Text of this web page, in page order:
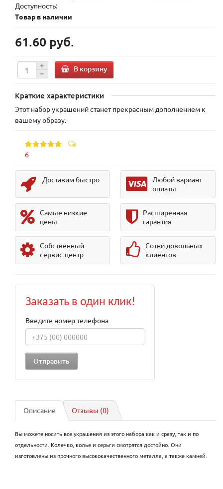
Доступность:
Товар в наличии
61.60 руб.
В корзину
Краткие характеристики
Этот набор украшений станет прекрасным дополнением к
вашему образу.
6
Доставим быстро
Любой вариант
оплаты
Самые низкие
цены
Расширенная
гарантия
Собственный
сервис-центр
Сотни довольных
клиентов
Заказать в один клик!
Введите номер телефона
Описание Отзывы (0)
Вы можете носить все украшения из этого набора как и сразу, так и по
отдельности. Колечко, колье и серьги смотрятся достойно. Они
изготовлены из прочного высококачественного металла, а также камней.